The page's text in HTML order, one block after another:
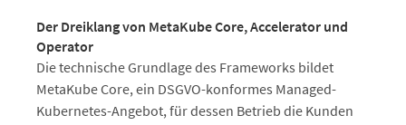
Der Dreiklang von MetaKube Core, Accelerator und
Operator
Die technische Grundlage des Frameworks bildet
MetaKube Core, ein DSGVO-konformes Managed-
Kubernetes-Angebot, für dessen Betrieb die Kunden